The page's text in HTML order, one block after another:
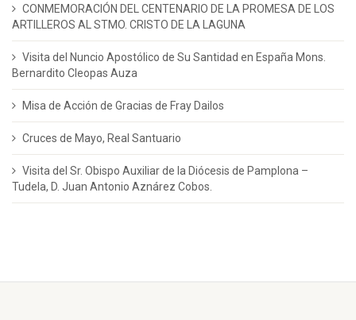
CONMEMORACIÓN DEL CENTENARIO DE LA PROMESA DE LOS
ARTILLEROS AL STMO. CRISTO DE LA LAGUNA
Visita del Nuncio Apostólico de Su Santidad en España Mons.
Bernardito Cleopas Auza
Misa de Acción de Gracias de Fray Dailos
Cruces de Mayo, Real Santuario
Visita del Sr. Obispo Auxiliar de la Diócesis de Pamplona –
Tudela, D. Juan Antonio Aznárez Cobos.